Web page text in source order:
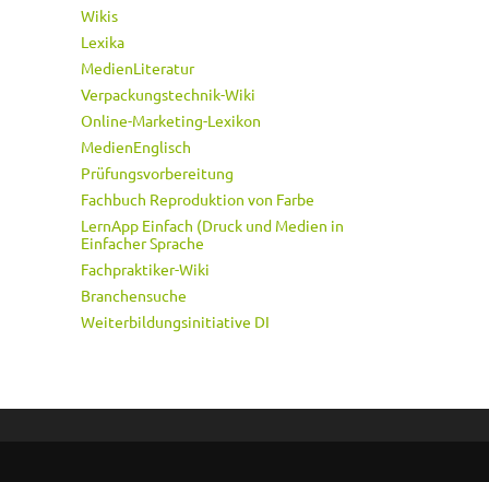
Wikis
Lexika
MedienLiteratur
Verpackungstechnik-Wiki
Online-Marketing-Lexikon
MedienEnglisch
Prüfungsvorbereitung
Fachbuch Reproduktion von Farbe
LernApp Einfach (Druck und Medien in
Einfacher Sprache
Fachpraktiker-Wiki
Branchensuche
Weiterbildungsinitiative DI